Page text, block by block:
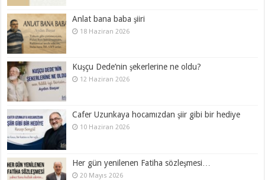
Anlat bana baba şiiri
18 Haziran 2026
Kuşçu Dede’nin şekerlerine ne oldu?
12 Haziran 2026
Cafer Uzunkaya hocamızdan şiir gibi bir hediye
10 Haziran 2026
Her gün yenilenen Fatiha sözleşmesi…
20 Mayıs 2026